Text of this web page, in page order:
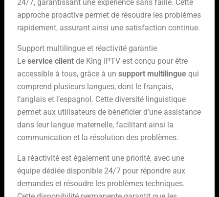
24/7, garantissant une expérience sans faille. Cette
approche proactive permet de résoudre les problèmes
rapidement, assurant ainsi une satisfaction continue.
Support multilingue et réactivité garantie
Le service clientde King IPTV est conçu pour être
accessible à tous, grâce à un support multilinguequi
comprend plusieurs langues, dont le français,
l’anglais et l’espagnol. Cette diversité linguistique
permet aux utilisateurs de bénéficier d’une assistance
dans leur langue maternelle, facilitant ainsi la
communication et la résolution des problèmes.
La réactivité est également une priorité, avec une
équipe dédiée disponible 24/7 pour répondre aux
demandes et résoudre les problèmes techniques.